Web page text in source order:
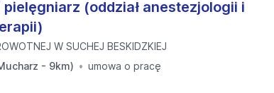
(oddział anestezjologii i
W SUCHEJ BESKIDZKIEJ
- 9km)
umowa o pracę